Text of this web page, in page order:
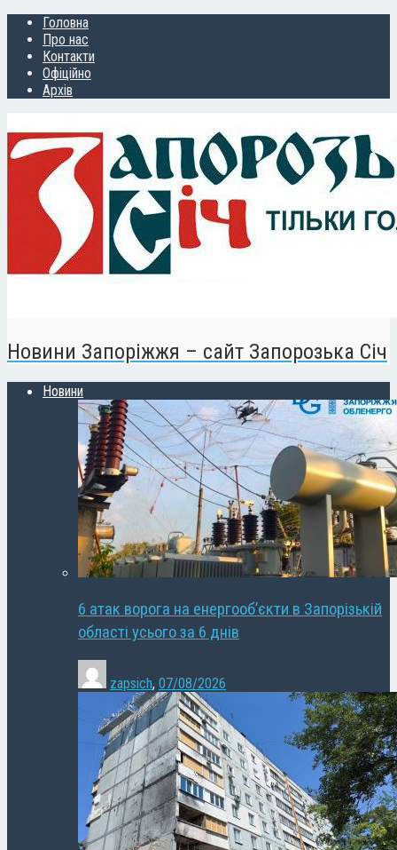
Головна
Про нас
Контакти
Офіційно
Архів
Новини Запоріжжя – сайт Запорозька Січ
Новини
6 атак ворога на енергооб’єкти в Запорізькій
області усього за 6 днів
zapsich, 07/08/2026